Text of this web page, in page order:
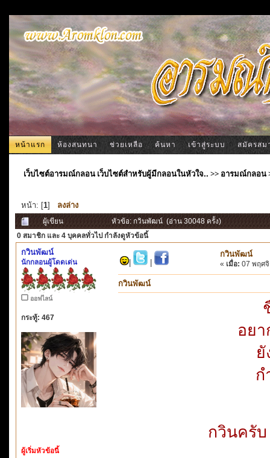
หน้าแรก ห้องสนทนา ช่วยเหลือ ค้นหา เข้าสู่ระบบ สมัครสม
เว็บไซต์อารมณ์กลอน เว็บไซต์สำหรับผู้มีกลอนในหัวใจ.. >> อารมณ์กลอน
หน้า: [1] ลงล่าง
ผู้เขียน
หัวข้อ: กวินพัฒน์ (อ่าน 30048 ครั้ง)
0 สมาชิก และ 4 บุคคลทั่วไป กำลังดูหัวข้อนี้
กวินพัฒน์
นักกลอนผู้โดดเด่น
ออฟไลน์
กระทู้: 467
ผู้เริ่มหัวข้อนี้
กวินพัฒน์
« เมื่อ: 07 พฤศ
กวินพัฒน์
อยา
ยั
ก
กวินครั